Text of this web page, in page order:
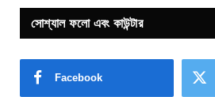
সোশ্যাল ফলো এবং কাউন্টার
Facebook